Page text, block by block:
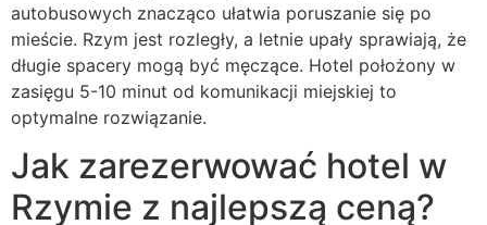
autobusowych znacząco ułatwia poruszanie się po
mieście. Rzym jest rozległy, a letnie upały sprawiają, że
długie spacery mogą być męczące. Hotel położony w
zasięgu 5-10 minut od komunikacji miejskiej to
optymalne rozwiązanie.
Jak zarezerwować hotel w
Rzymie z najlepszą ceną?